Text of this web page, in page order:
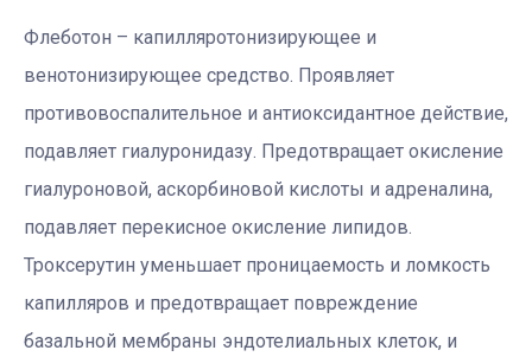
Флеботон – капилляротонизирующее и
венотонизирующее средство. Проявляет
противовоспалительное и антиоксидантное действие,
подавляет гиалуронидазу. Предотвращает окисление
гиалуроновой, аскорбиновой кислоты и адреналина,
подавляет перекисное окисление липидов.
Троксерутин уменьшает проницаемость и ломкость
капилляров и предотвращает повреждение
базальной мембраны эндотелиальных клеток, и